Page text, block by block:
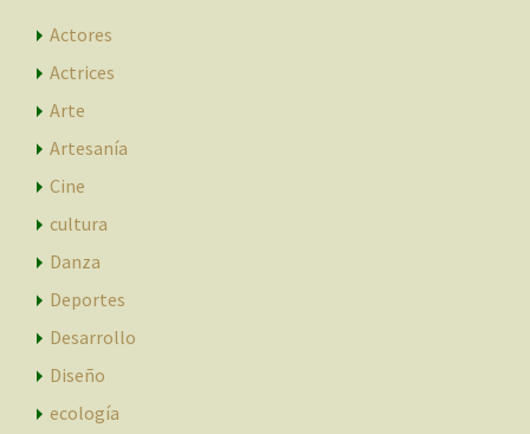
Actores
Actrices
Arte
Artesanía
Cine
cultura
Danza
Deportes
Desarrollo
Diseño
ecología